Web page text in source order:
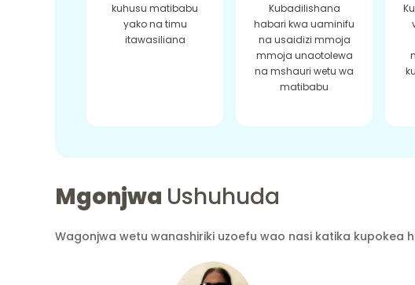
kuhusu matibabu
yako na timu
itawasiliana
Kubadilishana
habari kwa uaminifu
na usaidizi mmoja
mmoja unaotolewa
na mshauri wetu wa
matibabu
Mgonjwa Ushuhuda
Wagonjwa wetu wanashiriki uzoefu wao nasi katika kupokea